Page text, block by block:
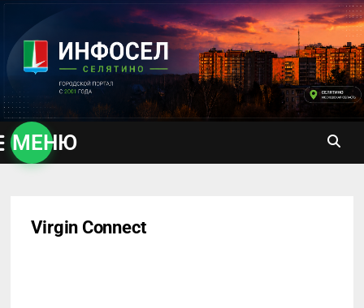
содержимому
МЕНЮ
Virgin Connect